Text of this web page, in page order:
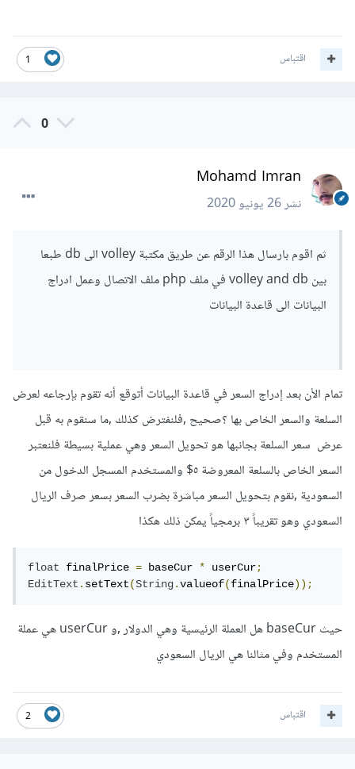
1 اقتباس
0
Mohamd Imran
نشر26 يونيو 2020
ثم اقوم بارسال هذا الرقم عن طريق مكتبة volley الى db طبعا
بين volley and db في ملف php ملف الاتصال وعمل ادراج
البيانات الى قاعدة البيانات
تمام الأن بعد إدراج السعر في قاعدة البيانات أتوقع أنه تقوم بإرجاعه لعرض
السلعة والسعر الخاص بها ؟صحيح ,فلنفترض كذلك ,ما سنقوم به قبل
عرض سعر السلعة بجانبها هو تحويل السعر وهي عملية بسيطة فلنعتبر
السعر الخاص بالسلعة المعروضة ٥$ والمستخدم المسجل الدخول من
السعودية ,نقوم بتحويل السعر مباشرة بضرب السعر بسعر صرف الريال
السعودي وهو تقريباً ٣ برمجياً يمكن ذلك هكذا
float finalPrice = baseCur * userCur;
EditText.setText(String.valueof(finalPrice));
حيث baseCur هل العملة الرئيسية وهي الدولار ,و userCur هي عملة
المستخدم وفي مثالنا هي الريال السعودي
2 اقتباس